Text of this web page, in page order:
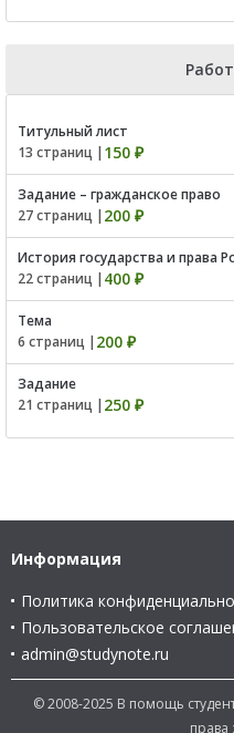
Титульный лист
13 страниц | 150 ₽
Задание – гражданское право
27 страниц | 200 ₽
История государства и права
22 страниц | 400 ₽
Тема
6 страниц | 200 ₽
Задание
21 страниц | 250 ₽
Информация
Политика
Пользовательское
admin@studynote.ru
© 2008-2025 В помощь